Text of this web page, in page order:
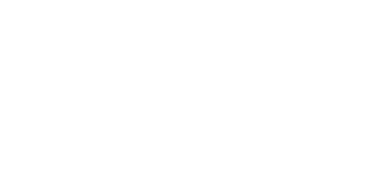
rammen om stor kreativ festival med workshops, talks og